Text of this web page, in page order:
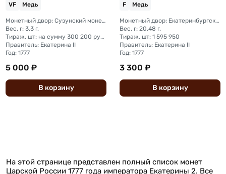
VF Медь
Монетный двор: Сузунский монетный двор (Сибирь)
Вес, г: 3.3 г.
Тираж, шт: на сумму 300 200 рублей (сумма 10 копеек + 5 копеек +2 копейки + 1 копейка + денга + полушка)
Правитель: Екатерина II
Год: 1777
5 000 ₽
В корзину
F Медь
Монетный двор: Екатеринбургский монетный двор
Вес, г: 20.48 г.
Тираж, шт: 1 595 950
Правитель: Екатерина II
Год: 1777
3 300 ₽
В корзину
На этой странице представлен полный список монет
Царской России 1777 года императора Екатерины 2. Все